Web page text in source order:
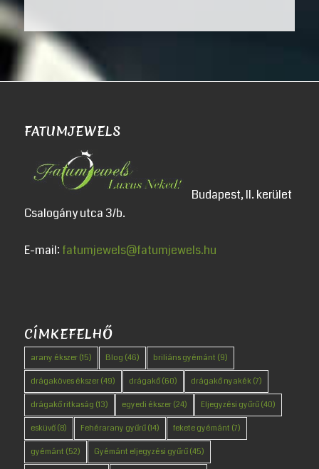
FATUMJEWELS
Budapest, II. kerület
Csalogány utca 3/b.
E-mail: fatumjewels@fatumjewels.hu
CÍMKEFELHŐ
arany ékszer(15) Blog (46) briliáns gyémánt (9)
drágaköves ékszer(49) drágakő(60) drágakő nyakék(7)
drágakő ritkaság (13) egyedi ékszer(24) Eljegyzési gyűrű(40)
esküvő(8) Fehérarany gyűrű(14) fekete gyémánt (7)
gyémánt (52) Gyémánt eljegyzési gyűrű(45)